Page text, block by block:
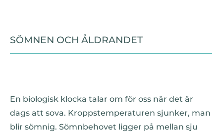
SÖMNEN OCH ÅLDRANDET
En biologisk klocka talar om för oss när det är
dags att sova. Kroppstemperaturen sjunker, man
blir sömnig. Sömnbehovet ligger på mellan sju